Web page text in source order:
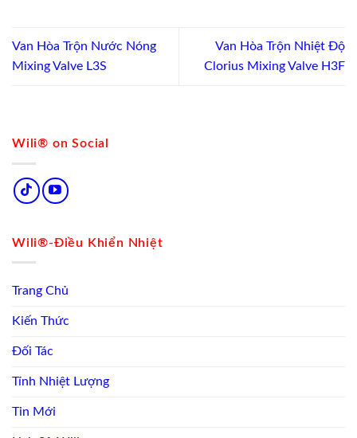
Wili® on Social
Wili®-Điều Khiển Nhiệt
Trang Chủ
Kiến Thức
Đối Tác
Tính Nhiệt Lượng
Tin Mới
Van Hòa Trộn Nước Nóng
Mixing Valve L3S
Van Hòa Trộn Nhiệt Độ
Clorius Mixing Valve H3F